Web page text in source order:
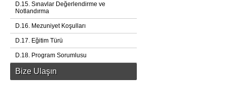
D.15. Sınavlar Değerlendirme ve
Notlandırma
D.16. Mezuniyet Koşulları
D.17. Eğitim Türü
D.18. Program Sorumlusu
Bize Ulaşın